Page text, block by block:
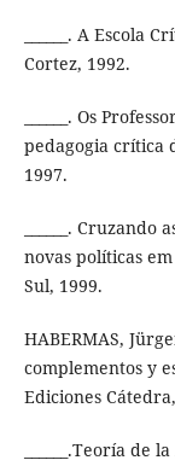
______. A Escola
Cortez, 1992.
______. Os
pedagogia crítica
1997.
______.
novas políticas
Sul, 1999.
HABERMAS,
complementos y
Ediciones
______.Teoría